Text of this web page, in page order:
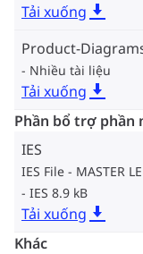
Tải xuống
Product-
Nhiều tài liệu
Tải xuống
Phần bổ trợ phần
IES
IES File - MASTER
IES 8.9 kB
Tải xuống
Khác